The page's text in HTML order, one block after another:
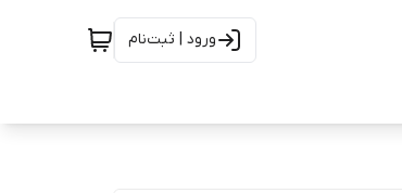
ورود | ثبت‌نام